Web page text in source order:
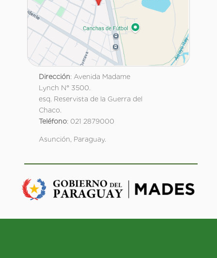
Dirección: Avenida Madame
Lynch N° 3500.
esq. Reservista de la Guerra del
Chaco.
Teléfono: 021 2879000
Asunción, Paraguay.